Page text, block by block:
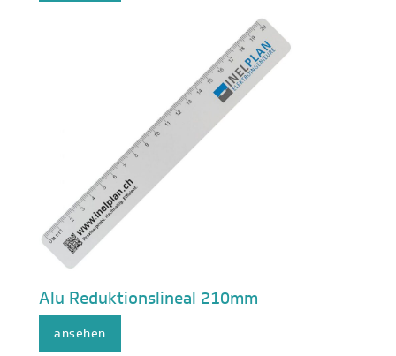
Alu Reduktionslineal 210mm
ansehen